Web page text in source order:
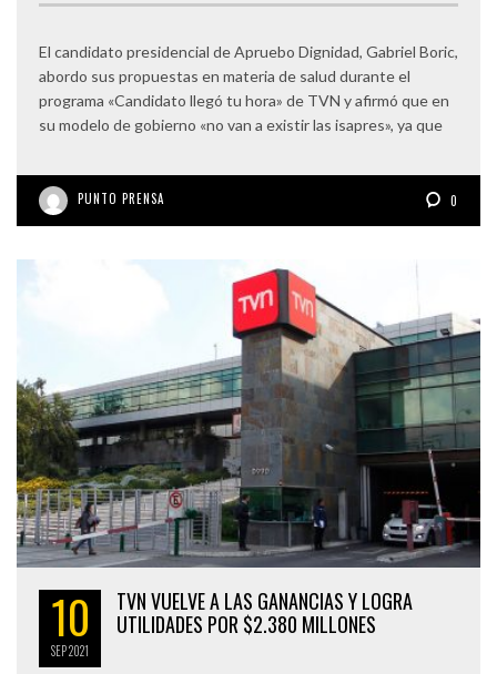
El candidato presidencial de Apruebo Dignidad, Gabriel Boric,
abordo sus propuestas en materia de salud durante el
programa «Candidato llegó tu hora» de TVN y afirmó que en
su modelo de gobierno «no van a existir las isapres», ya que
PUNTO PRENSA 0
10
SEP2021
TVN VUELVE A LAS GANANCIAS Y LOGRA
UTILIDADES POR $2.380 MILLONES